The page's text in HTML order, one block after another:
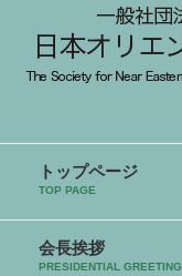
トップページ
TOP PAGE
会長挨拶
PRESIDENTIAL GREETING